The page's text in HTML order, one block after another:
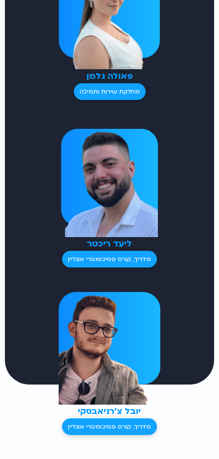
פאולה גלמן
מחלקת שירות ותמיכה
ליעד ריכטר
מדריך, קורס פסיכומטרי אונליין
יובל צ'רניאבסקי
מדריך, קורס פסיכומטרי אונליין